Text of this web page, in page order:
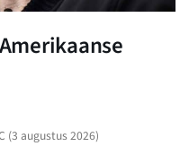
(3 augustus 2026)